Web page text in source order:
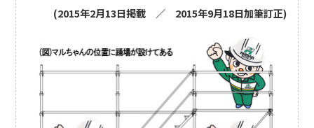
(2015年2月13日掲載 ／ 2015年9月18日加筆訂正)